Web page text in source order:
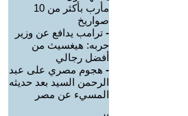
مأرب بأكثر من 10
صواريخ
- ترامب يدافع عن وزير
حربه: هيغسيث من
أفضل رجالي
- هجوم مصري على عبد
الرحمن السيد بعد حديثه
المسيء عن مصر